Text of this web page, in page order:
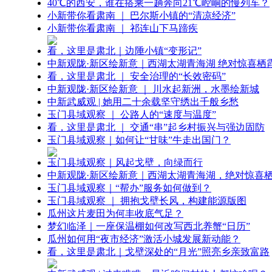
40℃的西安，谁在搭乘一趟奔向21℃崆峒的慢列车？
小新带你看肃南 ｜ 巴尔斯小镇的“清凉经济”
小新带你看肃南 ｜ 祁连山下马蹄疾
看，这里是肃北｜边陲小镇“变形记”
中新观陇·新区绘新意｜西湖太湖青海湖 绝对惊喜栖
看，这里是肃北 ｜ 安全治理的“长效密码”
中新观陇·新区绘新意 ｜ 川水起新洲，水墨绘新城
中新武威观 | 她用二十余载坚守绣出千般乡愁
玉门县域观察 ｜ 公路人的“速度与温度”
看，这里是肃北 ｜ 交通“串”起乡村振兴与强边固防
玉门县域观察｜如何让“甘味”牛走出国门？
玉门县域观察｜风起戈壁，向绿而行
中新观陇·新区绘新意｜西湖太湖青海湖，绝对惊喜
玉门县域观察｜“帮办”服务如何做到？
玉门县域观察 ｜ 拥抱戈壁长风，构建能源版图
瓜州这片麦田为何丰收底气足？
梦幻临泽｜一座保温棚如何改写西北养蟹“日历”
瓜州如何用“夜市经济”激活小城发展新动能？
看，这里是肃北｜戈壁深处的“月光”照亮乡亲致富路